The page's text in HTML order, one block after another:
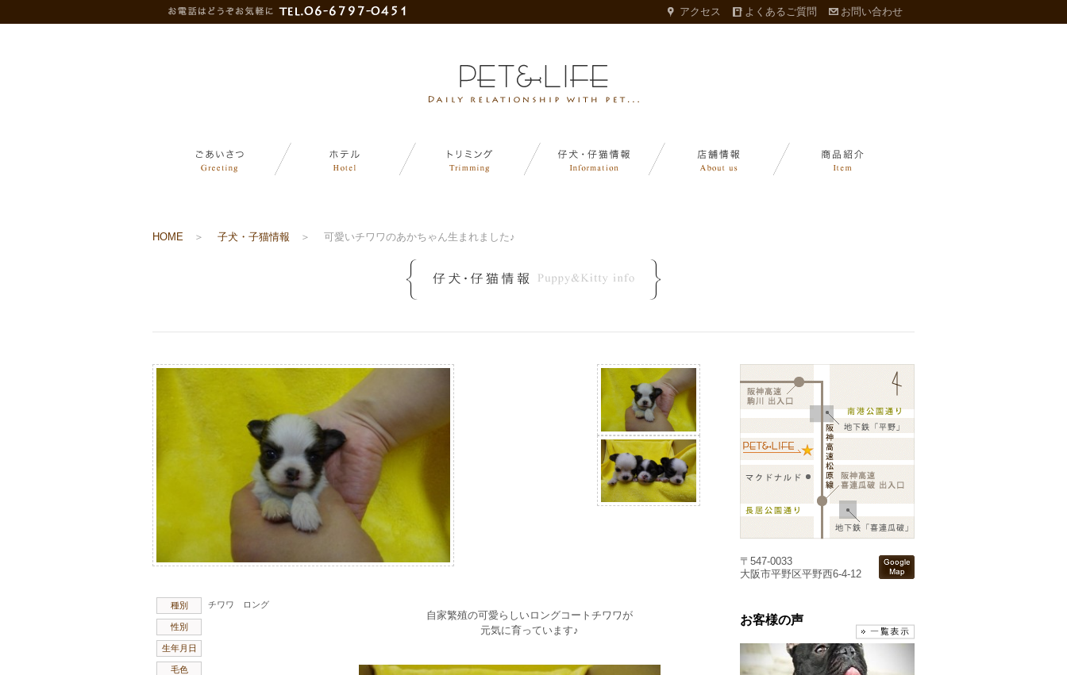
アクセス よくあるご質問 お問い合わせ
HOME ＞ 子犬・子猫情報 ＞ 可愛いチワワのあかちゃん生まれました♪
種別 チワワ ロング
性別
生年月日
毛色
自家繁殖の可愛らしいロングコートチワワが
元気に育っています♪
〒547-0033
大阪市平野区平野西6-4-12
お客様の声